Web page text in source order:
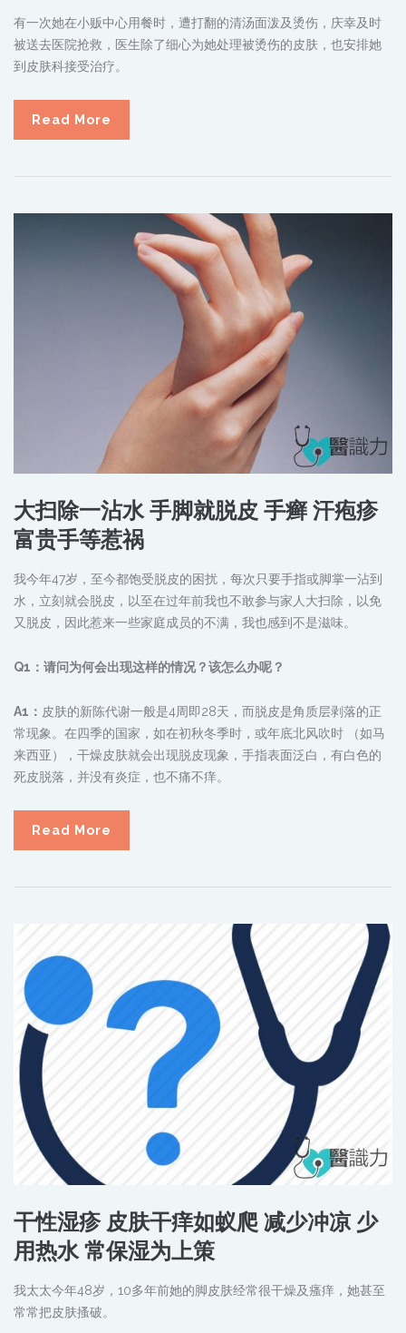
有一次她在小贩中心用餐时，遭打翻的清汤面泼及烫伤，庆幸及时
被送去医院抢救，医生除了细心为她处理被烫伤的皮肤，也安排她
到皮肤科接受治疗。
Read More
大扫除一沾水 手脚就脱皮 手癣 汗疱疹
富贵手等惹祸
我今年47岁，至今都饱受脱皮的困扰，每次只要手指或脚掌一沾到
水，立刻就会脱皮，以至在过年前我也不敢参与家人大扫除，以免
又脱皮，因此惹来一些家庭成员的不满，我也感到不是滋味。
Q1：请问为何会出现这样的情况？该怎么办呢？
A1： 皮肤的新陈代谢一般是4周即28天，而脱皮是角质层剥落的正
常现象。在四季的国家，如在初秋冬季时，或年底北风吹时 （如马
来西亚），干燥皮肤就会出现脱皮现象，手指表面泛白，有白色的
死皮脱落，并没有炎症，也不痛不痒。
Read More
干性湿疹 皮肤干痒如蚁爬 减少冲凉 少
用热水 常保湿为上策
我太太今年48岁，10多年前她的脚皮肤经常很干燥及瘙痒，她甚至
常常把皮肤搔破。